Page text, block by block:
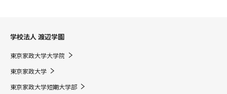
学校法人 渡辺学園
東京家政大学大学院
東京家政大学
東京家政大学短期大学部